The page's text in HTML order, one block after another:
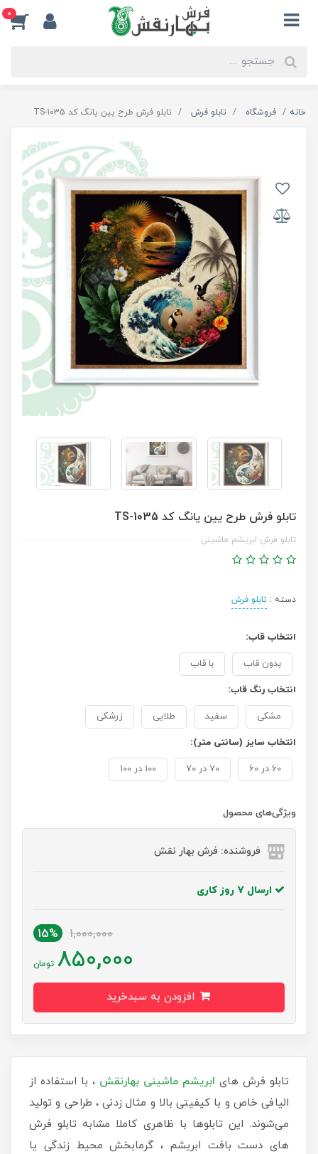
0
خانه فروشگاه تابلو فرش تابلو فرش طرح یین یانگ کد TS-1035
تابلو فرش طرح یین یانگ کد TS-1035
تابلو فرش ابریشم ماشینی
دسته : تابلو فرش
انتخاب قاب:
بدون قاب با قاب
انتخاب رنگ قاب:
مشکی سفید طلایی زرشکی
انتخاب سایز (سانتی متر):
60 در 60 70 در 70 100 در 100
ویژگی‌های محصول
فروشنده: فرش بهار نقش
ارسال 7 روز کاری
1,000,000
15%
850,000 تومان
تابلو فرش های ابریشم ماشینی بهارنقش ، با استفاده از
الیافی خاص و با کیفیتی بالا و مثال زدنی ، طراحی و تولید
می‌شوند. این تابلوها با ظاهری کاملا مشابه تابلو فرش
های دست بافت ابریشم ، گرمابخش محیط زندگی یا